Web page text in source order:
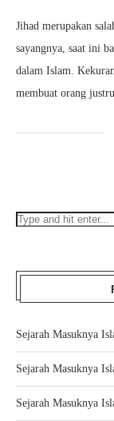
Jihad merupakan
sayangnya, saat ini
dalam Islam.
membuat orang
Sejarah Masuknya
Sejarah Masuknya
Sejarah Masuknya